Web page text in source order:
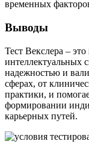
временных
Выводы
Тест Векслера –
интеллектуальных
надежностью и
сферах, от
практики, и
формировании
карьерных путей.